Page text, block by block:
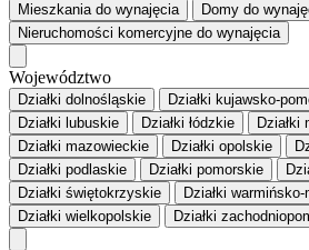
Mieszkaniado wynajęcia Domy do
Nieruchomości komercyjne do wynajęcia
Województwo
Działki dolnośląskie Działki kujawsko-
Działki lubuskie
Działki łódzkie
Działki
Działki mazowieckie
Działki opolskie
Działki podlaskie
Działki pomorskie
Działki świętokrzyskie
Działki
Działki wielkopolskie
Działki